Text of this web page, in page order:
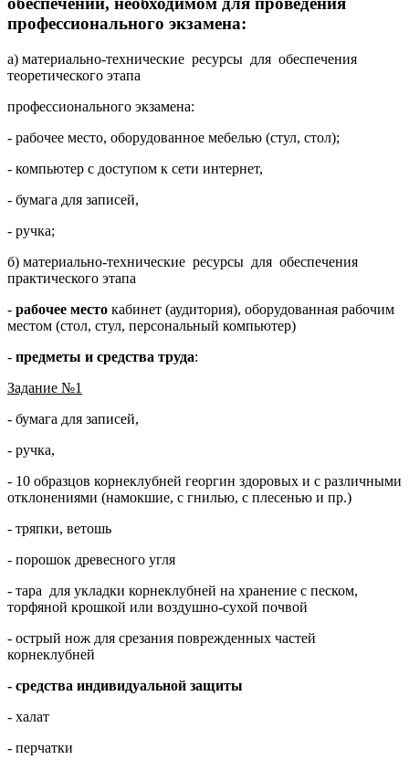
профессионального экзамена:
а) материально-технические ресурсы для обеспечения
теоретического этапа
профессионального экзамена:
- рабочее место, оборудованное мебелью (стул, стол);
- компьютер с доступом к сети интернет,
- бумага для записей,
- ручка;
б) материально-технические ресурсы для обеспечения
практического этапа
- рабочее место кабинет (аудитория), оборудованная рабочим
местом (стол, стул, персональный компьютер)
- предметы и средства труда:
Задание №1
- бумага для записей,
- ручка,
- 10 образцов корнеклубней георгин здоровых и с различными
отклонениями (намокшие, с гнилью, с плесенью и пр.)
- тряпки, ветошь
- порошок древесного угля
- тара для укладки корнеклубней на хранение с песком,
торфяной крошкой или воздушно-сухой почвой
- острый нож для срезания поврежденных частей
корнеклубней
- средства индивидуальной защиты
- халат
- перчатки